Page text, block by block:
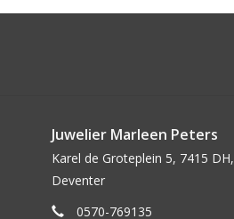
Juwelier Marleen Peters
Karel de Groteplein 5, 7415 DH,
Deventer
0570-769135